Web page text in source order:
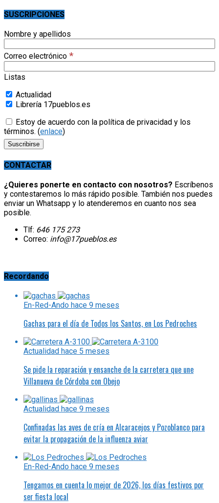
SUSCRIPCIONES
Nombre y apellidos
Correo electrónico *
Listas
Actualidad
Librería 17pueblos.es
Estoy de acuerdo con la política de privacidad y los
términos. (enlace)
CONTACTAR
¿Quieres ponerte en contacto con nosotros? Escríbenos
y contestaremos lo más rápido posible. También nos puedes
enviar un Whatsapp y lo atenderemos en cuanto nos sea
posible.
Tlf: 646 175 273
Correo: info@17pueblos.es
Recordando
En-Red-Ando hace 9 meses
Gachas para el día de Todos los Santos, en Los Pedroches
Actualidad hace 5 meses
Se pide la reparación y ensanche de la carretera que une
Villanueva de Córdoba con Obejo
Actualidad hace 9 meses
Confinadas las aves de cría en Alcaracejos y Pozoblanco para
evitar la propagación de la influenza aviar
En-Red-Ando hace 9 meses
Tengamos en cuenta lo mejor de 2026, los días festivos por
ser fiesta local